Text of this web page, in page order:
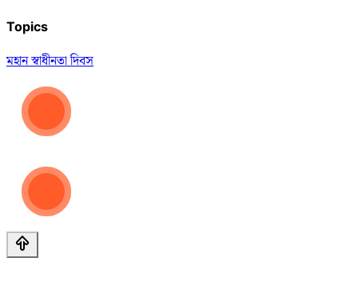
Topics
মহান স্বাধীনতা দিবস